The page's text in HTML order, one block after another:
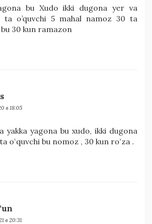
bu Xudo ikki dugona yer va
ta o’quvchi 5 mahal namoz 30 ta
bu 30 kun ramazon
в 18:05
yakka yagona bu xudo, ikki dugona
oʻquvchi bu nomoz , 30 kun roʻza .
в 20:31